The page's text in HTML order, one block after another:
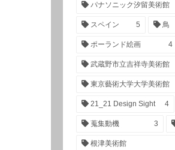
パナソニック汐留美術館
スペイン 5 鳥
ポーランド絵画 4
武蔵野市立吉祥寺美術館
東京藝術大学大学美術館
21_21 Design Sight 4
蒐集動機 3
根津美術館